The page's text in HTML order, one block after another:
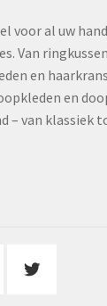
voor al uw
Van
en
en
– van klassiek